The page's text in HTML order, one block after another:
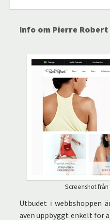
Info om Pierre
Screenshot från
Utbudet i webbshoppen
även uppbyggt enkelt för